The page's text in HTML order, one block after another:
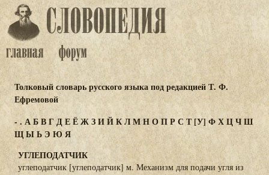
Толковый словарь русского языка под редакцией Т. Ф.
Ефремовой
- . АБВГДЕЁЖЗИЙКЛМНОПР С Т[У] ФХЦЧШ
ЩЫЬЭ ЮЯ
УГЛЕПОДАТЧИК
углеподатчик [углеподатчик] м. Механизм для подачи угля из